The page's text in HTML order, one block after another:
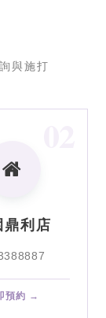
與施打
鼎利店
預約 →